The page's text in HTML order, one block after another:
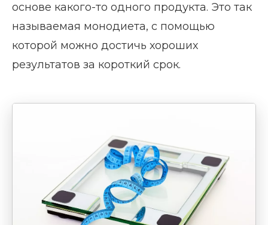
основе какого-то одного продукта. Это так
называемая монодиета, с помощью
которой можно достичь хороших
результатов за короткий срок.